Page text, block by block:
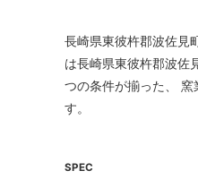
長崎県東彼杵郡波佐見
は長崎県東彼杵郡波佐
つの条件が揃った、
す。
SPEC